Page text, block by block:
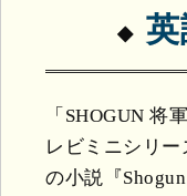
英
「SHOGUN 将
レビミニシリ
の小説『